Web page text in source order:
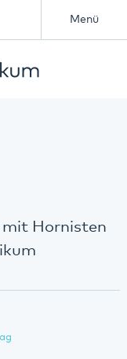
Menü
mit Hornisten